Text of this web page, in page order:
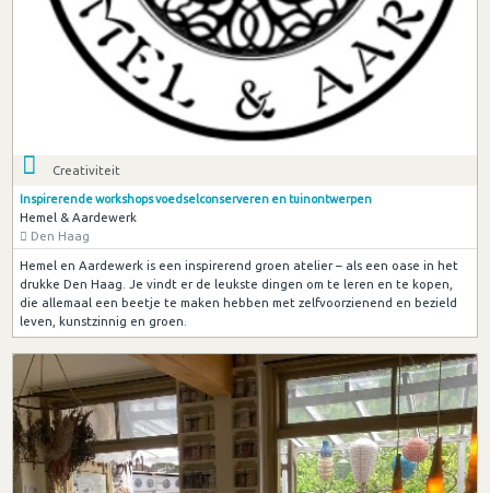
Creativiteit
Inspirerende workshops voedselconserveren en tuinontwerpen
Hemel & Aardewerk
Den Haag
Hemel en Aardewerk is een inspirerend groen atelier – als een oase in het
drukke Den Haag. Je vindt er de leukste dingen om te leren en te kopen,
die allemaal een beetje te maken hebben met zelfvoorzienend en bezield
leven, kunstzinnig en groen.